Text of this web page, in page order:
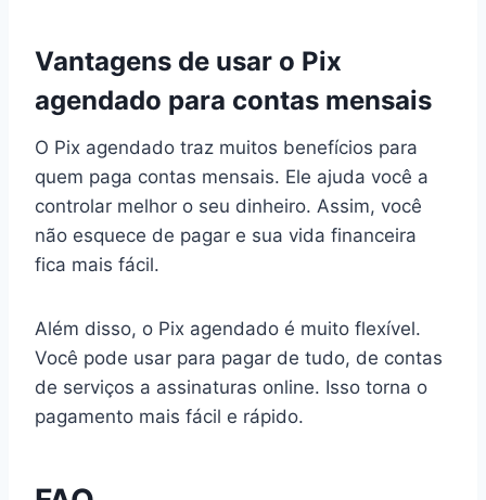
Vantagens de usar o Pix
agendado para contas mensais
O Pix agendado traz muitos benefícios para
quem paga contas mensais. Ele ajuda você a
controlar melhor o seu dinheiro. Assim, você
não esquece de pagar e sua vida financeira
fica mais fácil.
Além disso, o Pix agendado é muito flexível.
Você pode usar para pagar de tudo, de contas
de serviços a assinaturas online. Isso torna o
pagamento mais fácil e rápido.